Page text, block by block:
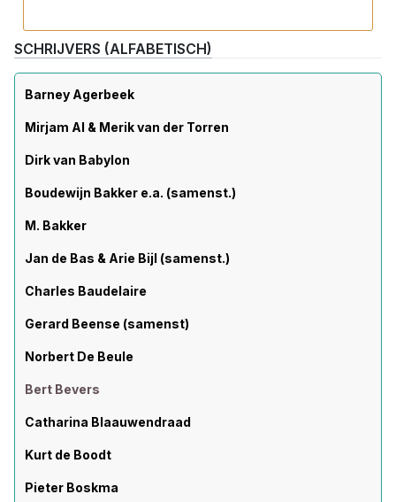
SCHRIJVERS (ALFABETISCH)
Barney Agerbeek
Mirjam Al & Merik van der Torren
Dirk van Babylon
Boudewijn Bakker e.a. (samenst.)
M. Bakker
Jan de Bas & Arie Bijl (samenst.)
Charles Baudelaire
Gerard Beense (samenst)
Norbert De Beule
Bert Bevers
Catharina Blaauwendraad
Kurt de Boodt
Pieter Boskma